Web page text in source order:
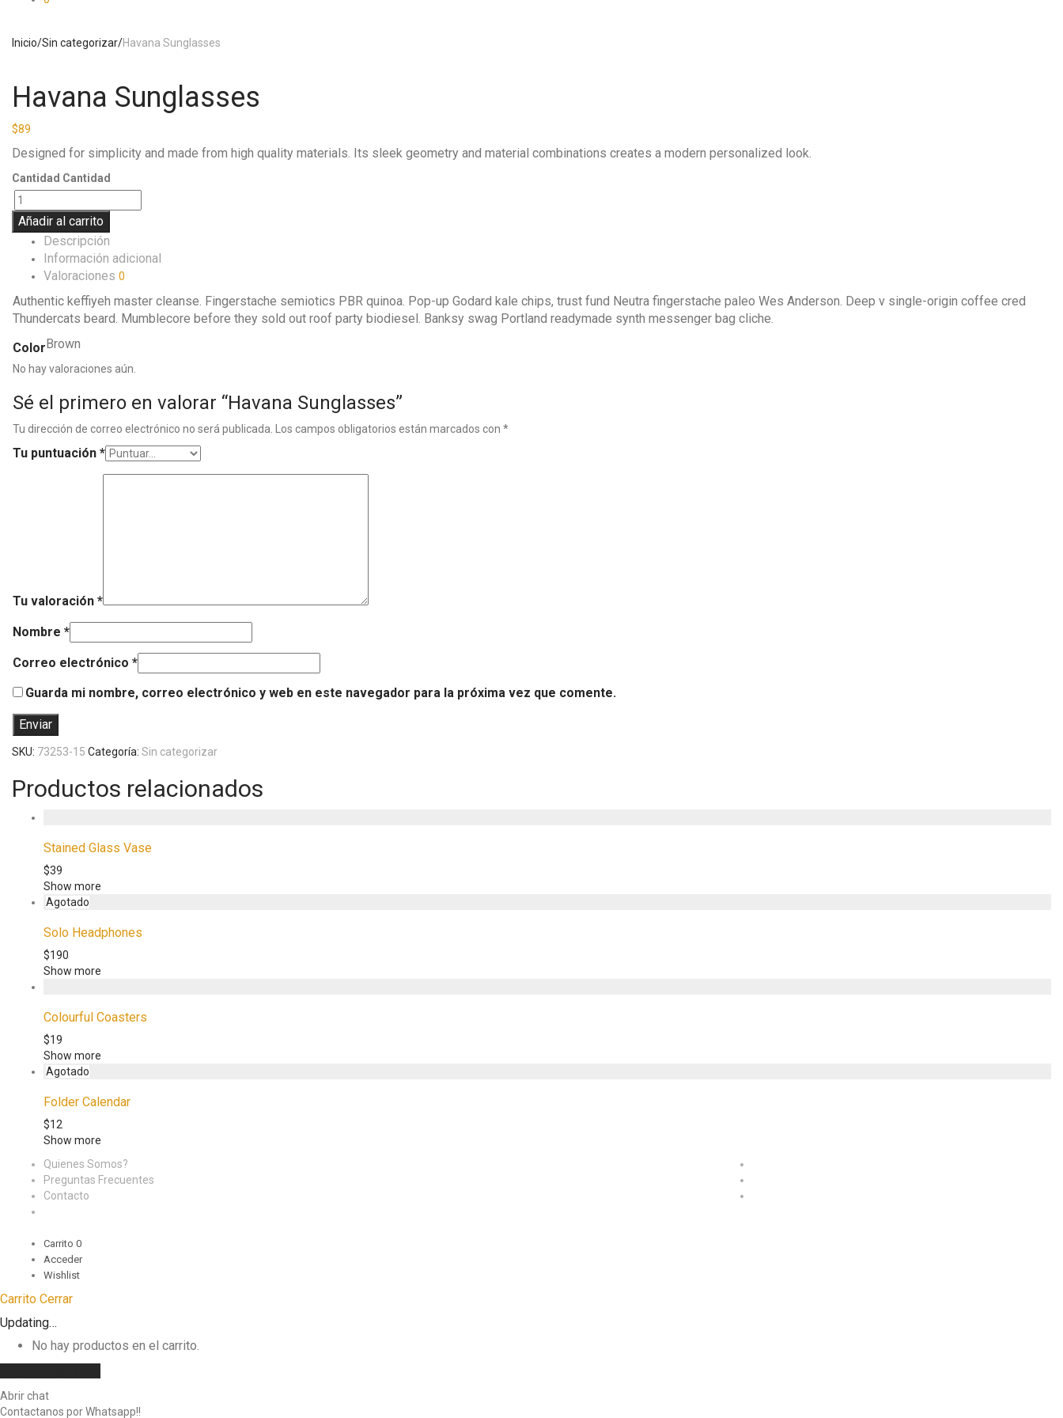
Inicio/Sin categorizar/Havana Sunglasses
Havana Sunglasses
$89
Designed for simplicity and made from high quality materials. Its sleek geometry and material combinations creates a modern personalized look.
Cantidad Cantidad
Añadir al carrito
Descripción
Información adicional
Valoraciones 0
Authentic keffiyeh master cleanse. Fingerstache semiotics PBR quinoa. Pop-up Godard kale chips, trust fund Neutra fingerstache paleo Wes Anderson. Deep v single-origin coffee cred
Thundercats beard. Mumblecore before they sold out roof party biodiesel. Banksy swag Portland readymade synth messenger bag cliche.
Color Brown
No hay valoraciones aún.
Sé el primero en valorar “Havana Sunglasses”
Tu dirección de correo electrónico no será publicada. Los campos obligatorios están marcados con *
Tu puntuación *
Tu valoración *
Nombre *
Correo electrónico *
Guarda mi nombre, correo electrónico y web en este navegador para la próxima vez que comente.
SKU: 73253-15 Categoría: Sin categorizar
Productos relacionados
Stained Glass Vase
$39
Show more
Solo Headphones
$190
Show more
Colourful Coasters
$19
Show more
Folder Calendar
$12
Show more
Quienes Somos?
Preguntas Frecuentes
Contacto
Carrito 0
Acceder
Wishlist
Carrito Cerrar
Updating…
No hay productos en el carrito.
Abrir chat
Contactanos por Whatsapp!!